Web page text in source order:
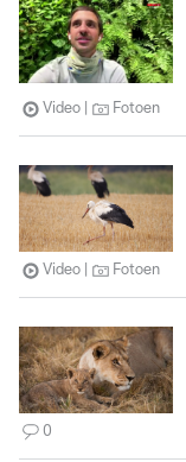
Video Fotoen
Video Fotoen
0